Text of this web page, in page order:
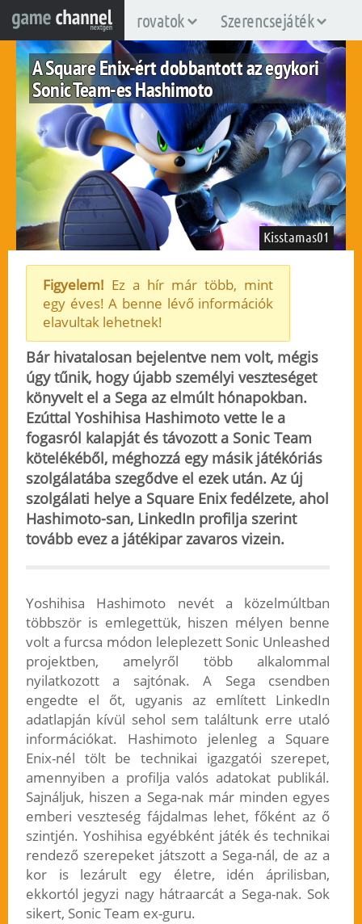
rovatok Szerencsejáték
A Square Enix-ért dobbantott az egykori
Sonic Team-es Hashimoto
Kisstamas01
Figyelem! Ez a hír már több, mint
egy éves! A benne lévő információk
elavultak lehetnek!
Bár hivatalosan bejelentve nem volt, mégis
úgy tűnik, hogy újabb személyi veszteséget
könyvelt el a Sega az elmúlt hónapokban.
Ezúttal Yoshihisa Hashimoto vette le a
fogasról kalapját és távozott a Sonic Team
kötelékéből, méghozzá egy másik játékóriás
szolgálatába szegődve el ezek után. Az új
szolgálati helye a Square Enix fedélzete, ahol
Hashimoto-san, LinkedIn profilja szerint
tovább evez a játékipar zavaros vizein.
Yoshihisa Hashimoto nevét a közelmúltban
többször is emlegettük, hiszen mélyen benne
volt a furcsa módon leleplezett Sonic Unleashed
projektben, amelyről több alkalommal
nyilatkozott a sajtónak. A Sega csendben
engedte el őt, ugyanis az említett LinkedIn
adatlapján kívül sehol sem találtunk erre utaló
információkat. Hashimoto jelenleg a Square
Enix-nél tölt be technikai igazgatói szerepet,
amennyiben a profilja valós adatokat publikál.
Sajnáljuk, hiszen a Sega-nak már minden egyes
emberi veszteség fájdalmas lehet, főként az ő
szintjén. Yoshihisa egyébként játék és technikai
rendező szerepeket játszott a Sega-nál, de az a
kor is lezárult egy életre, idén áprilisban,
ekkortól jegyzi nagy hátraarcát a Sega-nak. Sok
sikert, Sonic Team ex-guru.